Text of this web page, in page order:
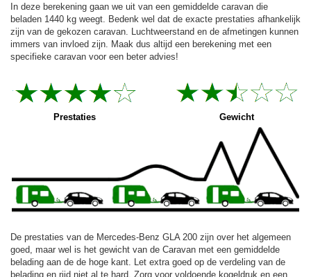
In deze berekening gaan we uit van een gemiddelde caravan die
beladen 1440 kg weegt. Bedenk wel dat de exacte prestaties afhankelijk
zijn van de gekozen caravan. Luchtweerstand en de afmetingen kunnen
immers van invloed zijn. Maak dus altijd een berekening met een
specifieke caravan voor een beter advies!
Prestaties Gewicht
De prestaties van de Mercedes-Benz GLA 200 zijn over het algemeen
goed, maar wel is het gewicht van de Caravan met een gemiddelde
belading aan de de hoge kant. Let extra goed op de verdeling van de
belading en rijd niet al te hard. Zorg voor voldoende kogeldruk en een